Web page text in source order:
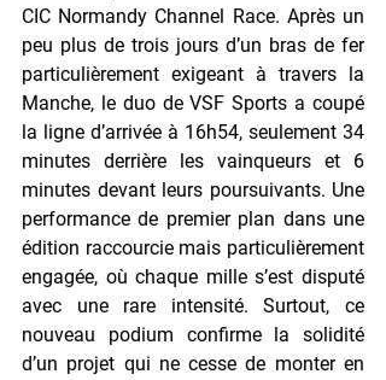
CIC Normandy Channel Race. Après un
peu plus de trois jours d’un bras de fer
particulièrement exigeant à travers la
Manche, le duo de VSF Sports a coupé
la ligne d’arrivée à 16h54, seulement 34
minutes derrière les vainqueurs et 6
minutes devant leurs poursuivants. Une
performance de premier plan dans une
édition raccourcie mais particulièrement
engagée, où chaque mille s’est disputé
avec une rare intensité. Surtout, ce
nouveau podium confirme la solidité
d’un projet qui ne cesse de monter en